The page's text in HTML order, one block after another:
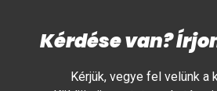
Kérdése van?
Kérjük, vegye fel velünk a